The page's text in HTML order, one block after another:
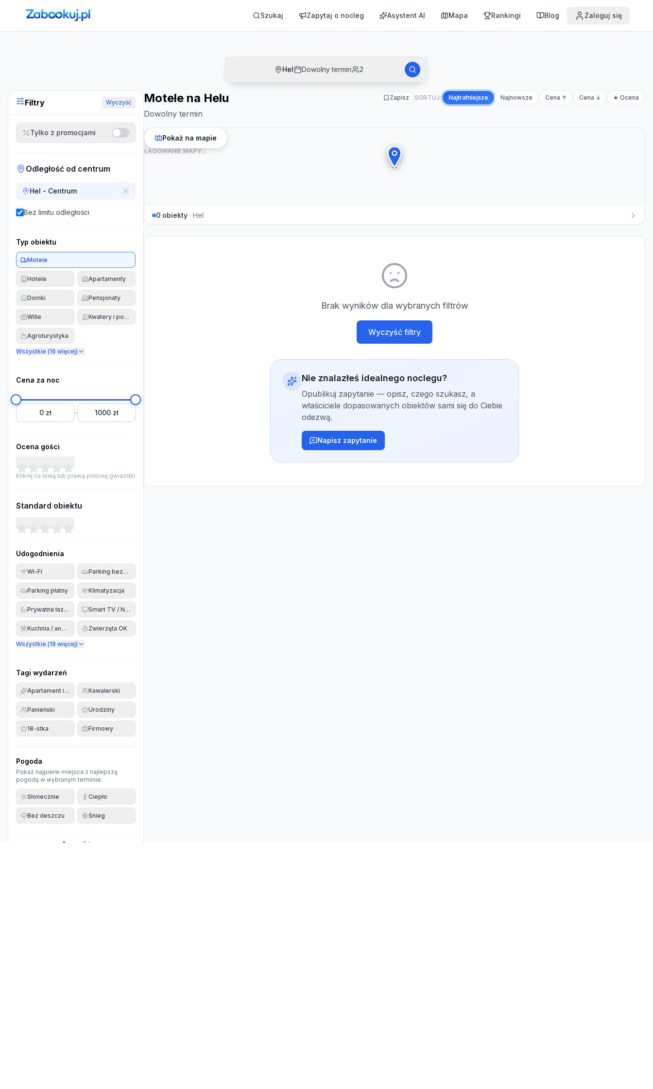
Strona główna ›Noclegi Szukaj Zapytaj o nocleg Asystent AI Mapa Rankingi Blog Zaloguj się
Hel Dowolny termin 2
Filtry Wyczyść
Tylko z promocjami
Odległość od centrum
Hel - Centrum
Bez limitu odległości
Typ obiektu
Motele
Hotele Apartamenty
Domki Pensjonaty
Wille Kwatery i pokoje
Agroturystyka
Wszystkie (16 więcej)
Cena za noc
0 zł – 1000 zł
Ocena gości
Kliknij na lewą lub prawą połowę gwiazdki
Standard obiektu
Udogodnienia
Wi-Fi Parking bezpłatny
Parking płatny Klimatyzacja
Prywatna łazienka Smart TV / Netflix
Kuchnia / aneks Zwierzęta OK
Wszystkie (18 więcej)
Tagi wydarzeń
Apartament imprezowyKawalerski
Panieński Urodziny
18-stka Firmowy
Pogoda
Pokaż najpierw miejsca z najlepszą
pogodą w wybranym terminie.
Słonecznie Ciepło
Bez deszczu Śnieg
0 wyniki
Motele na Helu
Dowolny termin
Zapisz SORTUJ: Najtrafniejsze Najnowsze Cena ↑ Cena ↓ ★ Ocena
ŁADOWANIE MAPY…
Pokaż na mapie
0 obiekty · Hel
Brak wyników dla wybranych filtrów
Wyczyść filtry
Nie znalazłeś idealnego noclegu?
Opublikuj zapytanie — opisz, czego szukasz, a
właściciele dopasowanych obiektów sami się do Ciebie
odezwą.
Napisz zapytanie